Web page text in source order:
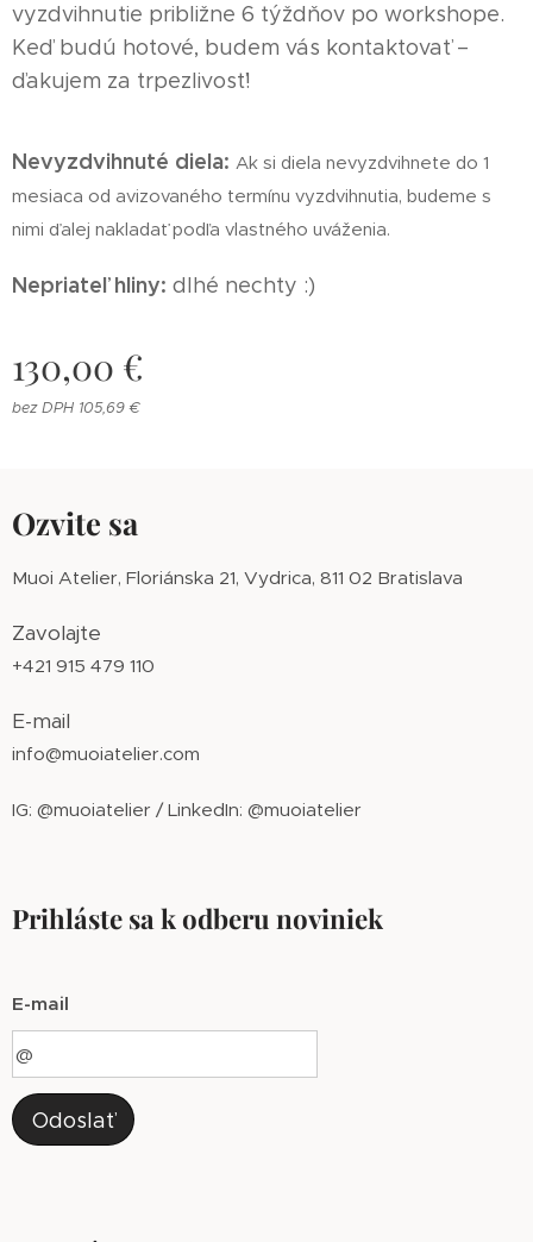
vyzdvihnutie približne 6 týždňov po workshope.
Keď budú hotové, budem vás kontaktovať –
ďakujem za trpezlivosť!
Nevyzdvihnuté diela: Ak si diela nevyzdvihnete do 1
mesiaca od avizovaného termínu vyzdvihnutia, budeme s
nimi ďalej nakladať podľa vlastného uváženia.
Nepriateľ hliny: dlhé nechty :)
130,00 €
bez DPH 105,69 €
Ozvite sa
Muoi Atelier, Floriánska 21, Vydrica, 811 02 Bratislava
Zavolajte
+421 915 479 110
E-mail
info@muoiatelier.com
IG: @muoiatelier / LinkedIn: @muoiatelier
Prihláste sa k odberu noviniek
E-mail
Odoslať